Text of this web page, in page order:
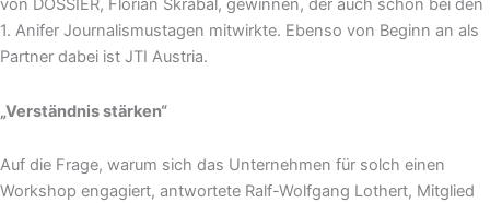
von DOSSIER, Florian Skrabal, gewinnen, der auch schon bei den
1. Anifer Journalismustagen mitwirkte. Ebenso von Beginn an als
Partner dabei ist JTI Austria.
„Verständnis stärken“
Auf die Frage, warum sich das Unternehmen für solch einen
Workshop engagiert, antwortete Ralf-Wolfgang Lothert, Mitglied